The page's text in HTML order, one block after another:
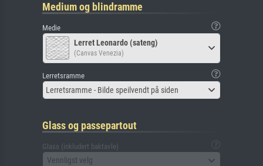
Medium og blindramme
Medie
Lerret Leonardo (sateng)
(Canvas Venezia)
Lerretsramme
Lerretsramme - Bilde speilvendt på siden
Glass og passepartout
Glass (inkludert baktavle)
Vennligst velg